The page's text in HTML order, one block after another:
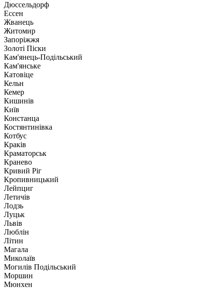
Дюссельдорф
Ессен
Жванець
Житомир
Запоріжжя
Золоті Піски
Кам'янець-Подільський
Кам'янське
Катовіце
Кельн
Кемер
Кишинів
Київ
Констанца
Костянтинівка
Котбус
Краків
Краматорськ
Кранево
Кривий Ріг
Кропивницький
Лейпциг
Летичів
Лодзь
Луцьк
Львів
Люблін
Літин
Магала
Миколаїв
Могилів Подільський
Моршин
Мюнхен